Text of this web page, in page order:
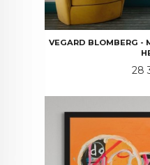
VEGARD BLOMBERG -
Pris
28